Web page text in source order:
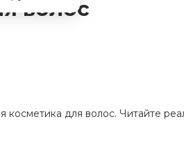
волос
для волос. Читайте